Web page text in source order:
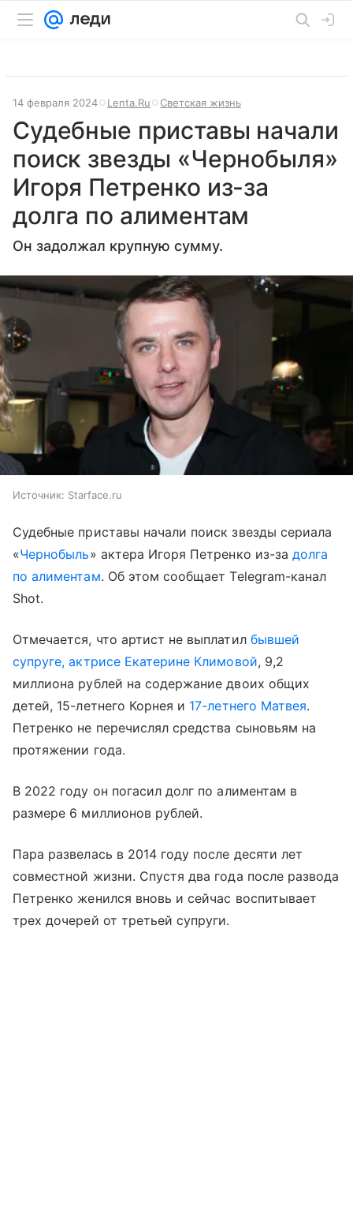
14 февраля 2024 Lenta.Ru Светская жизнь
Судебные приставы начали
поиск звезды «Чернобыля»
Игоря Петренко из-за
долга по алиментам
Он задолжал крупную сумму.
Источник: Starface.ru
Судебные приставы начали поиск звезды сериала
«Чернобыль» актера Игоря Петренко из-за долга
по алиментам. Об этом сообщает Telegram-канал
Shot.
Отмечается, что артист не выплатил бывшей
супруге, актрисе Екатерине Климовой, 9,2
миллиона рублей на содержание двоих общих
детей, 15-летнего Корнея и 17-летнего Матвея.
Петренко не перечислял средства сыновьям на
протяжении года.
В 2022 году он погасил долг по алиментам в
размере 6 миллионов рублей.
Пара развелась в 2014 году после десяти лет
совместной жизни. Спустя два года после развода
Петренко женился вновь и сейчас воспитывает
трех дочерей от третьей супруги.